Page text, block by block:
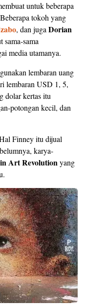
untuk beberapa
tokoh yang
, dan juga Dorian
sama-sama
media utamanya.
lembaran uang
lembaran USD 1, 5,
dolar kertas itu
potongan kecil, dan
Finney itu dijual
karya-
Art Revolutionyang